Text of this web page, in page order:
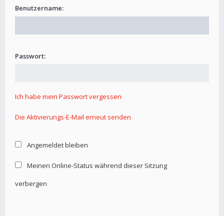
Benutzername:
Passwort:
Ich habe mein Passwort vergessen
Die Aktivierungs-E-Mail erneut senden
Angemeldet bleiben
Meinen Online-Status während dieser Sitzung
verbergen